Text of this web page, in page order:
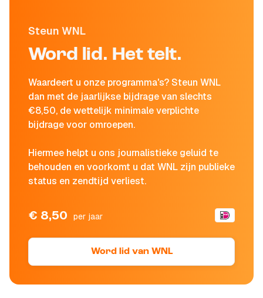
Steun WNL
Word lid. Het telt.
Waardeert u onze programma's? Steun WNL
dan met de jaarlijkse bijdrage van slechts
€8,50, de wettelijk minimale verplichte
bijdrage voor omroepen.
Hiermee helpt u ons journalistieke geluid te
behouden en voorkomt u dat WNL zijn publieke
status en zendtijd verliest.
€ 8,50 per jaar
Word lid van WNL